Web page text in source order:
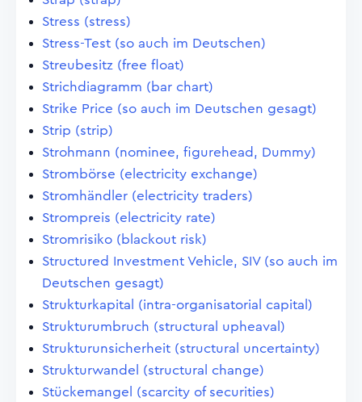
Stress (stress)
Stress-Test (so auch im Deutschen)
Streubesitz (free float)
Strichdiagramm (bar chart)
Strike Price (so auch im Deutschen gesagt)
Strip (strip)
Strohmann (nominee, figurehead, Dummy)
Strombörse (electricity exchange)
Stromhändler (electricity traders)
Strompreis (electricity rate)
Stromrisiko (blackout risk)
Structured Investment Vehicle, SIV (so auch im
Deutschen gesagt)
Strukturkapital (intra-organisatorial capital)
Strukturumbruch (structural upheaval)
Strukturunsicherheit (structural uncertainty)
Strukturwandel (structural change)
Stückemangel (scarcity of securities)